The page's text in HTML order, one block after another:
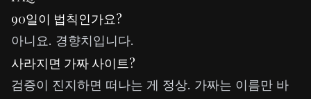
90일이 법칙인가요?
아니요. 경향치입니다.
사라지면 가짜 사이트?
검증이 진지하면 떠나는 게 정상. 가짜는 이름만 바